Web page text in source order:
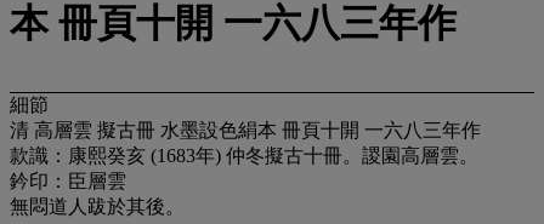
本 冊頁十開 一六八三年作
細節
清 高層雲 擬古冊 水墨設色絹本 冊頁十開 一六八三年作
款識：康熙癸亥 (1683年) 仲冬擬古十冊。謖園高層雲。
鈐印：臣層雲
無悶道人跋於其後。